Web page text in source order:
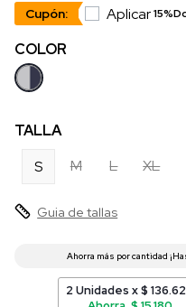
Cupón: Aplicar
COLOR
TALLA
S
M L XL
Guia de tallas
2 Unidades x $